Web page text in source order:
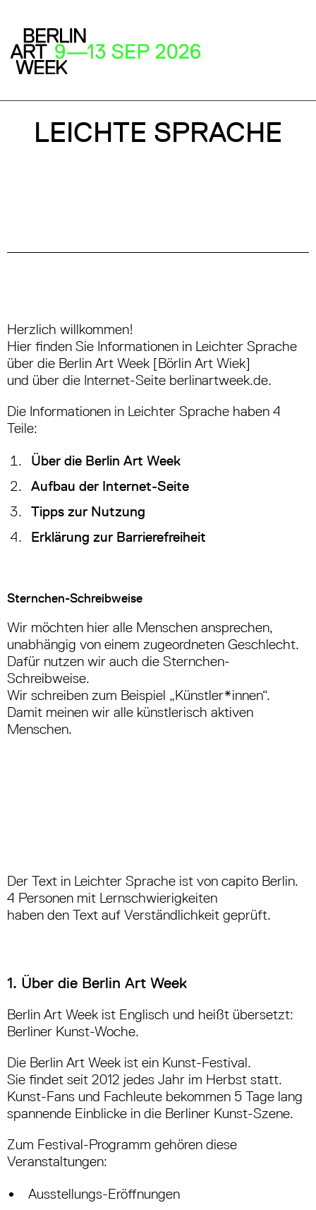
LEICHTE SPRACHE
Herzlich willkommen!
Hier finden Sie Informationen in Leichter Sprache
über die Berlin Art Week [Börlin Art Wiek]
und über die Internet-Seite berlinartweek.de.
Die Informationen in Leichter Sprache haben 4
Teile:
Über die Berlin Art Week
Aufbau der Internet-Seite
Tipps zur Nutzung
Erklärung zur Barrierefreiheit
Sternchen-Schreibweise
Wir möchten hier alle Menschen ansprechen,
unabhängig von einem zugeordneten Geschlecht.
Dafür nutzen wir auch die Sternchen-
Schreibweise.
Wir schreiben zum Beispiel „Künstler*innen“.
Damit meinen wir alle künstlerisch aktiven
Menschen.
Der Text in Leichter Sprache ist von capito Berlin.
4 Personen mit Lernschwierigkeiten
haben den Text auf Verständlichkeit geprüft.
1. Über die Berlin Art Week
Berlin Art Week ist Englisch und heißt übersetzt:
Berliner Kunst-Woche.
Die Berlin Art Week ist ein Kunst-Festival.
Sie findet seit 2012 jedes Jahr im Herbst statt.
Kunst-Fans und Fachleute bekommen 5 Tage lang
spannende Einblicke in die Berliner Kunst-Szene.
Zum Festival-Programm gehören diese
Veranstaltungen:
Ausstellungs-Eröffnungen